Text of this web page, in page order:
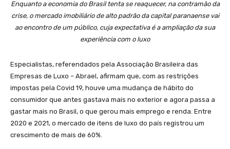
Enquanto a economia do Brasil tenta se reaquecer, na contramão da
crise, o mercado imobiliário de alto padrão da capital paranaense vai
ao encontro de um público, cuja expectativa é a ampliação da sua
experiência com o luxo
Especialistas, referendados pela Associação Brasileira das
Empresas de Luxo – Abrael, afirmam que, com as restrições
impostas pela Covid 19, houve uma mudança de hábito do
consumidor que antes gastava mais no exterior e agora passa a
gastar mais no Brasil, o que gerou mais emprego e renda. Entre
2020 e 2021, o mercado de itens de luxo do país registrou um
crescimento de mais de 60%.